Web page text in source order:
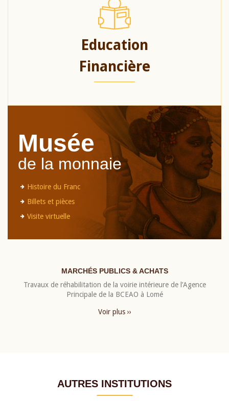
Education
Financière
Musée
de la monnaie
Histoire du Franc
Billets et pièces
Visite virtuelle
MARCHÉS PUBLICS & ACHATS
Travaux de réhabilitation de la voirie intérieure de l’Agence
Principale de la BCEAO à Lomé
Voir plus ››
AUTRES INSTITUTIONS